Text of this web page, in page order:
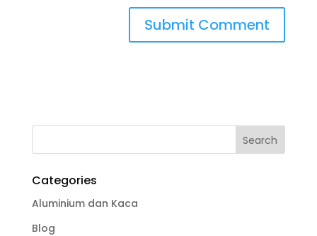
Categories
Aluminium dan Kaca
Blog